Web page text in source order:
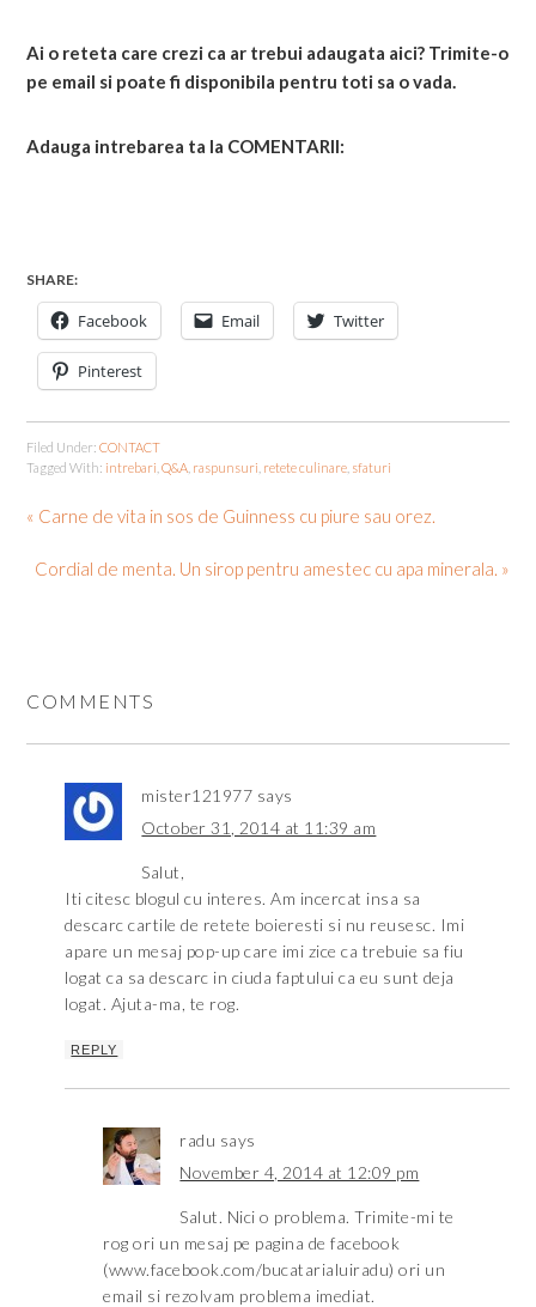
Ai o reteta care crezi ca ar trebui adaugata aici? Trimite-o
pe email si poate fi disponibila pentru toti sa o vada.
Adauga intrebarea ta la COMENTARII:
SHARE:
Facebook Email Twitter
Pinterest
Filed Under:CONTACT
Tagged With: intrebari ,Q&A raspunsuri retete culinare sfaturi
« Carne de vita in sos de Guinness cu piure sau orez.
Cordial de menta. Un sirop pentru amestec cu apa minerala. »
COMMENTS
mister121977 says
October 31, 2014 at 11:39 am
Salut,
Iti citesc blogul cu interes. Am incercat insa sa
descarc cartile de retete boieresti si nu reusesc. Imi
apare un mesaj pop-up care imi zice ca trebuie sa fiu
logat ca sa descarc in ciuda faptului ca eu sunt deja
logat. Ajuta-ma, te rog.
REPLY
radu says
November 4, 2014 at 12:09 pm
Salut. Nici o problema. Trimite-mi te
rog ori un mesaj pe pagina de facebook
(www.facebook.com/bucatarialuiradu) ori un
email si rezolvam problema imediat.